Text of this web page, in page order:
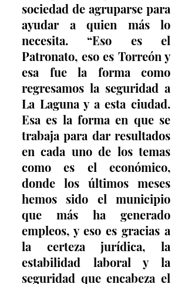
sociedad de agruparse para
ayudar a quien más lo
necesita. “Eso es el
Patronato, eso es Torreón y
esa fue la forma como
regresamos la seguridad a
La Laguna y a esta ciudad.
Esa es la forma en que se
trabaja para dar resultados
en cada uno de los temas
como es el económico,
donde los últimos meses
hemos sido el municipio
que más ha generado
empleos, y eso es gracias a
la certeza jurídica, la
estabilidad laboral y la
seguridad que encabeza el